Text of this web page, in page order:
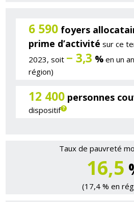
6 590 foyers
prime d’activité sur ce
2023, soit − 3,3 % en un
région)
12 400 personnes
dispositif
Taux de pauvreté
16,5
(17,4 % en